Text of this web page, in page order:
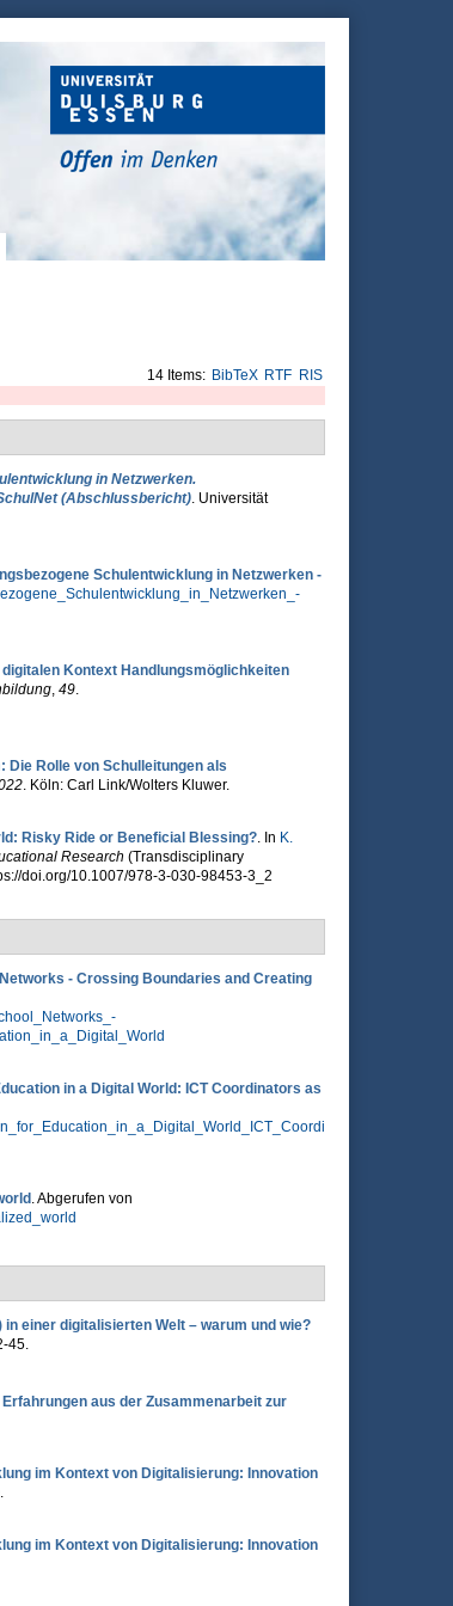
14 Items: BibTeX RTF RIS
in Netzwerken.
(Abschlussbericht). Universität
Schulentwicklung in Netzwerken -
Kontext Handlungsmöglichkeiten
, 49.
Die Rolle von Schulleitungen als
. Köln: Carl Link/Wolters Kluwer.
Risky Ride or Beneficial Blessing?. In K.
Research (Transdisciplinary
doi.org/10.1007/978-3-030-98453-3_2
- Crossing Boundaries and Creating
in a Digital World: ICT Coordinators as
. Abgerufen von
in einer digitalisierten Welt – warum und wie?
45.
aus der Zusammenarbeit zur
im Kontext von Digitalisierung: Innovation
im Kontext von Digitalisierung: Innovation